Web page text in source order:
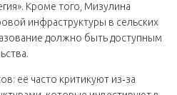
Кроме того, Мизулина
инфраструктуры в сельских
должно быть доступным
её часто критикуют из‑за